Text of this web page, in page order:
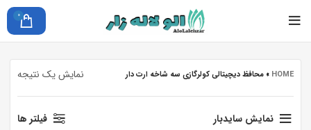
0
HOME
» محافظ دیچیتالی کولرگازی سه شاخه ارت دار نمایش یک نتیجه
نمایش سایدبار فیلتر ها